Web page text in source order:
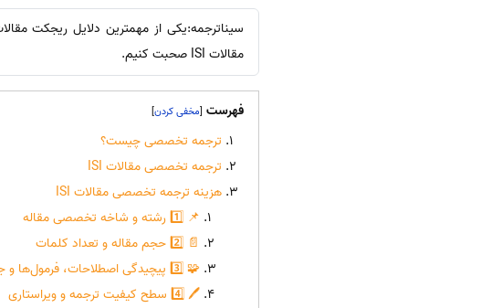
سیناترجمه:یکی از مهمترین دلایل ریجکت
مقالات ISI صحبت کنیم.
فهرست [
]
ترجمه تخصصی چیست؟
ترجمه تخصصی مقالات ISI
هزینه ترجمه تخصصی مقالات ISI
📌 1️⃣ رشته و شاخه تخصصی مقاله
📄 2️⃣ حجم مقاله و تعداد کلمات
🧩 3️⃣ پیچیدگی اصطلاحات، فرمول‌ها و جداول
🖊️ 4️⃣ سطح کیفیت ترجمه و ویراستاری